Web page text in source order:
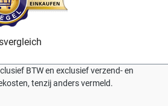
BTW en exclusief verzend- en
tenzij anders vermeld.